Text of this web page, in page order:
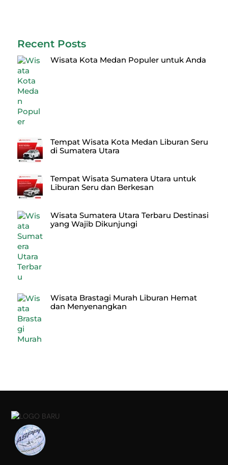
Recent Posts
Wisata Kota Medan Populer untuk Anda
Tempat Wisata Kota Medan Liburan Seru
di Sumatera Utara
Tempat Wisata Sumatera Utara untuk
Liburan Seru dan Berkesan
Wisata Sumatera Utara Terbaru Destinasi
yang Wajib Dikunjungi
Wisata Brastagi Murah Liburan Hemat
dan Menyenangkan
Top